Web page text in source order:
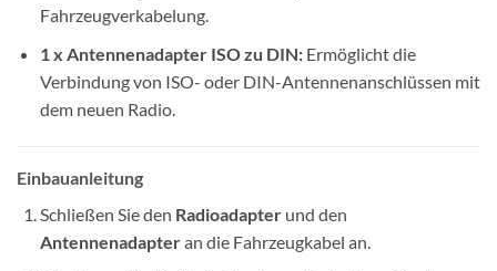
Fahrzeugverkabelung.
1 x Antennenadapter ISO zu DIN:Ermöglicht die
Verbindung von ISO- oder DIN-Antennenanschlüssen mit
dem neuen Radio.
Einbauanleitung
Schließen Sie den Radioadapterund den
Antennenadapteran die Fahrzeugkabel an.